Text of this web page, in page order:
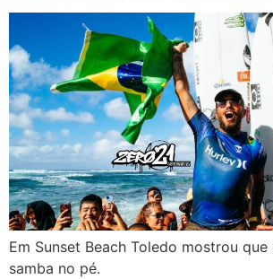
Em Sunset Beach Toledo mostrou
samba no pé.